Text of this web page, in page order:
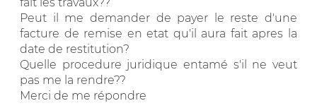
Peut il me demander de payer le reste d'une
facture de remise en etat qu'il aura fait apres la
date de restitution?
Quelle procedure juridique entamé s'il ne veut
pas me la rendre??
Merci de me répondre